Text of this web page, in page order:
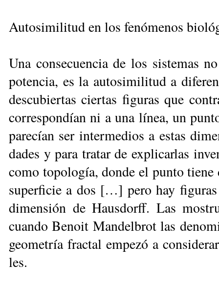
Autosimilitud en los fenómenos
Una con­se­cuen­cia de los sis­te­mas
po­ten­cia, es la au­to­si­mi­li­tud a
des­cu­bier­tas cier­tas fi­gu­ras que
co­rres­pon­dían ni a una lí­nea, un
pa­re­cían ser in­ter­me­dios a es­tas
da­des y pa­ra tra­tar de ex­pli­car­las
co­mo to­po­lo­gía, don­de el pun­to
su­per­fi­cie a dos […] pe­ro hay
di­men­sión de Haus­dorff. Las
cuan­do Be­noit Man­del­brot las
geo­me­tría frac­tal em­pe­zó a
les.